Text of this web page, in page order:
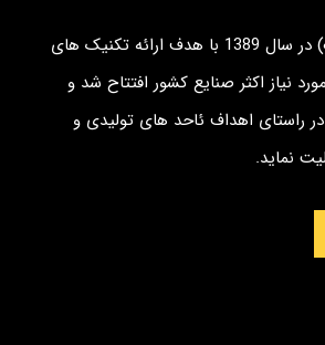
تیغ اره پایتخت (تاپ) در سال 1389 با هدف ارائه تکنیک های
نیاز اکثر صنایع کشور افتتاح شد و
راستای اهداف ئاحد های تولیدی و
نماید.